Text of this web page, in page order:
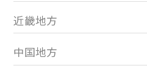
近畿地方
中国地方